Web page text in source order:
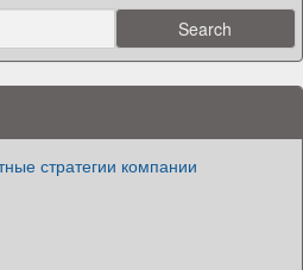
стратегии компании